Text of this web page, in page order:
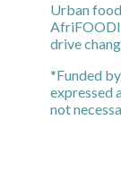
Urban
drive
*Funded
expressed
not